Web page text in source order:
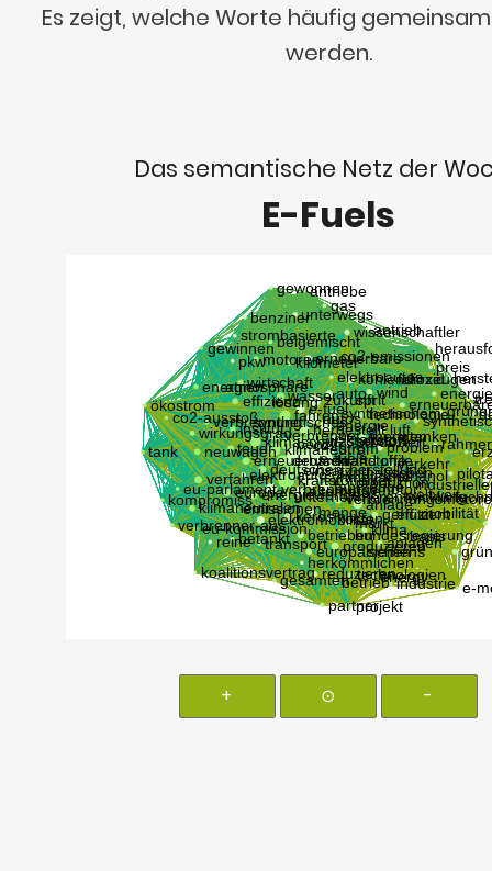
Es zeigt, welche Worte häufig
werden.
Das semantische Netz der
E-Fuels
+ ⊙ -